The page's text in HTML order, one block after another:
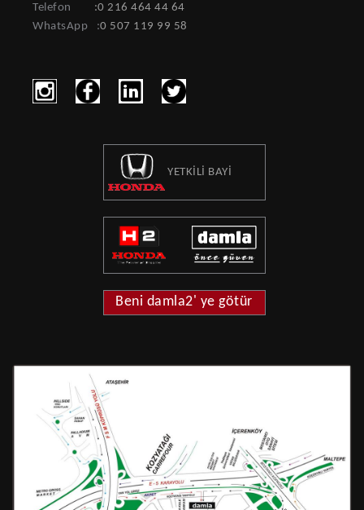
Telefon
:0 216 464 44 64
WhatsApp
:0 507 119 99 58
YETKİLİ BAYİ
Beni damla2' ye götür